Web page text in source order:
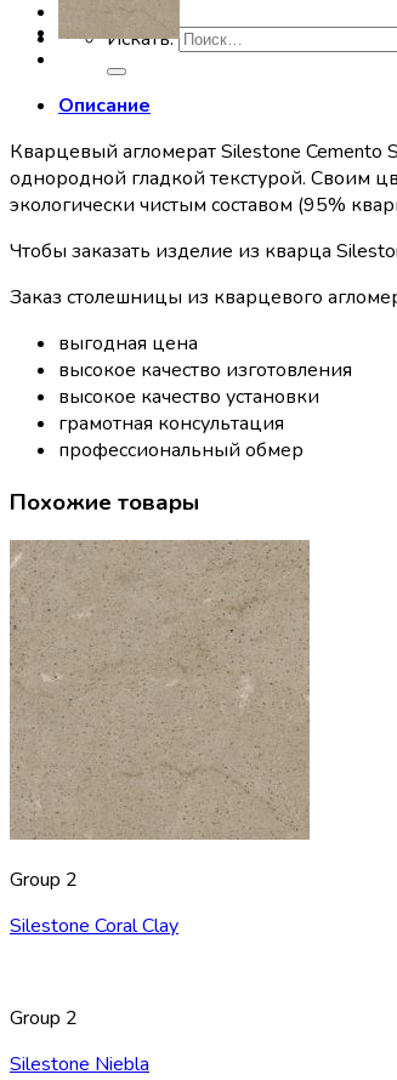
Искать:
Описание
Кварцевый агломерат Silestone Cemento
однородной гладкой текстурой. Своим
экологически чистым составом (95%
Чтобы заказать изделие из кварца
Заказ столешницы из кварцевого
выгодная цена
высокое качество изготовления
высокое качество установки
грамотная консультация
профессиональный обмер
Похожие товары
Group 2
Silestone Coral Clay
Group 2
Silestone Niebla